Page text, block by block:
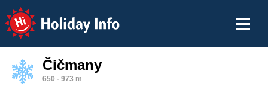
Holiday Info
Čičmany
650 - 973 m